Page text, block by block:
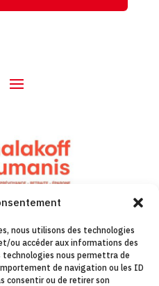
nous utilisons des technologies
ou accéder aux informations des
nous permettra de
de navigation ou les ID
consentir ou de retirer son